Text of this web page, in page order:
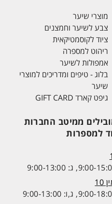
מוצרי שיער
צבע לשיער וחמצנים
ציוד לקוסמטיקאית
ריהוט למספרה
אמפולות לשיער
בלוג - טיפים ומדריכים למוצרי
שיער
גיפט קארד GIFT CARD
ממיטב החברות
למספרות